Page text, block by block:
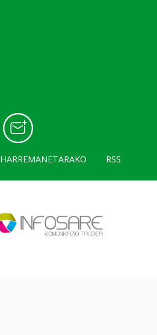
HARREMANETARAKO RSS